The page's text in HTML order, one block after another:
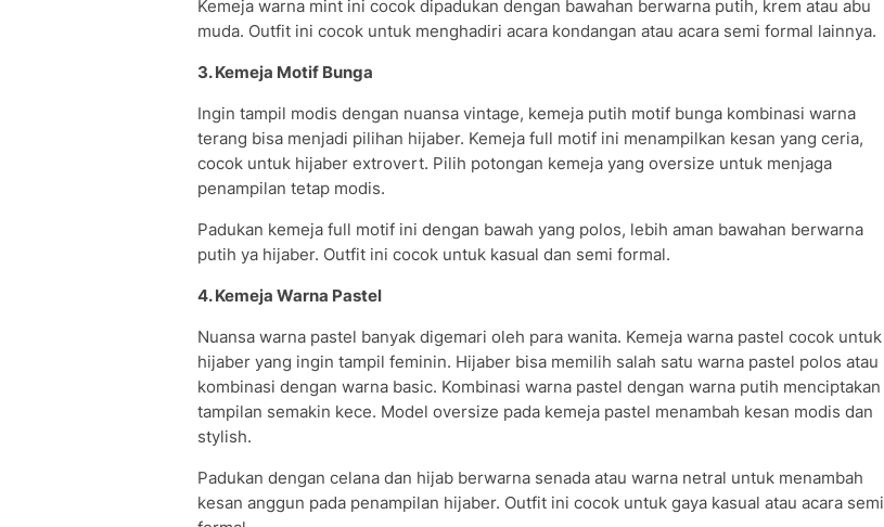
Kemeja warna mint ini cocok dipadukan dengan bawahan berwarna putih, krem atau abu
muda. Outfit ini cocok untuk menghadiri acara kondangan atau acara semi formal lainnya.
3. Kemeja Motif Bunga
Ingin tampil modis dengan nuansa vintage, kemeja putih motif bunga kombinasi warna
terang bisa menjadi pilihan hijaber. Kemeja full motif ini menampilkan kesan yang ceria,
cocok untuk hijaber extrovert. Pilih potongan kemeja yang oversize untuk menjaga
penampilan tetap modis.
Padukan kemeja full motif ini dengan bawah yang polos, lebih aman bawahan berwarna
putih ya hijaber. Outfit ini cocok untuk kasual dan semi formal.
4. Kemeja Warna Pastel
Nuansa warna pastel banyak digemari oleh para wanita. Kemeja warna pastel cocok untuk
hijaber yang ingin tampil feminin. Hijaber bisa memilih salah satu warna pastel polos atau
kombinasi dengan warna basic. Kombinasi warna pastel dengan warna putih menciptakan
tampilan semakin kece. Model oversize pada kemeja pastel menambah kesan modis dan
stylish.
Padukan dengan celana dan hijab berwarna senada atau warna netral untuk menambah
kesan anggun pada penampilan hijaber. Outfit ini cocok untuk gaya kasual atau acara semi